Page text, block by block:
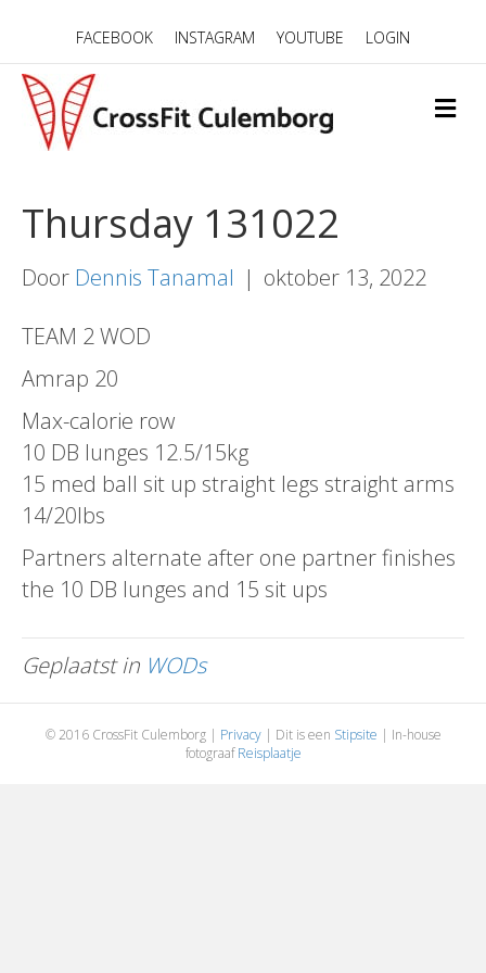
FACEBOOK INSTAGRAM YOUTUBE LOGIN
M
E
Thursday 131022
Door Dennis Tanamal | oktober 13, 2022
TEAM 2 WOD
Amrap 20
Max-calorie row
10 DB lunges 12.5/15kg
15 med ball sit up straight legs straight arms
14/20lbs
Partners alternate after one partner finishes
the 10 DB lunges and 15 sit ups
Geplaatst in WODs
© 2016 CrossFit Culemborg | Privacy| Dit is een Stipsite | In-house
fotograafReisplaatje